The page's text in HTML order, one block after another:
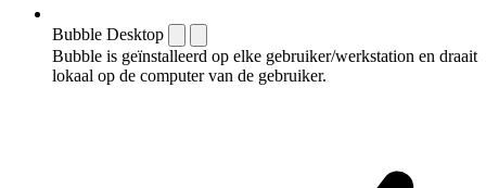
Bubble Desktop
Bubble is geïnstalleerd op elke gebruiker/werkstation en draait
lokaal op de computer van de gebruiker.